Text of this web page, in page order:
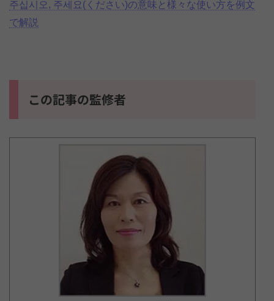
주십시오, 주세요(ください)の意味と様々な使い方を例文
で解説
この記事の監修者